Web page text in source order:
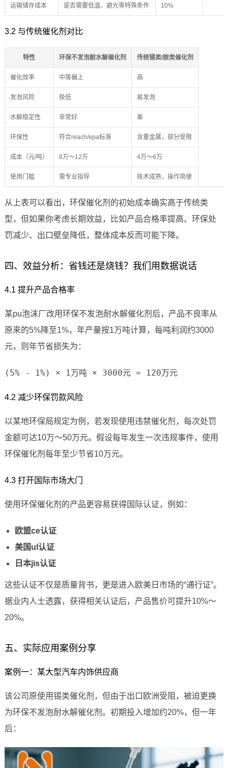
运输储存成本 是否需要低温、避光等特殊条件 10%
3.2 与传统催化剂对比
特性 环保不发泡耐水解催化剂 传统锡类/胺类催化剂
催化效率 中等偏上 高
发泡风险 极低 易发泡
水解稳定性 非常好 差
环保性 符合reach/epa标准 含重金属，部分受限
成本（元/吨） 8万～12万 4万～6万
使用门槛 需专业指导 技术成熟，操作简便
从上表可以看出，环保催化剂的初始成本确实高于传统类
型，但如果你考虑长期效益，比如产品合格率提高、环保处
罚减少、出口壁垒降低，整体成本反而可能下降。
四、效益分析：省钱还是烧钱？我们用数据说话
4.1 提升产品合格率
某pu泡沫厂改用环保不发泡耐水解催化剂后，产品不良率从
原来的5%降至1%，年产量按1万吨计算，每吨利润约3000
元，则年节省损失为：
(5% - 1%) × 1万吨 × 3000元 = 120万元
4.2 减少环保罚款风险
以某地环保局规定为例，若发现使用违禁催化剂，每次处罚
金额可达10万～50万元。假设每年发生一次违规事件，使用
环保催化剂每年至少节省10万元。
4.3 打开国际市场大门
使用环保催化剂的产品更容易获得国际认证，例如：
欧盟ce认证
美国ul认证
日本jis认证
这些认证不仅是质量背书，更是进入欧美日市场的“通行证”。
据业内人士透露，获得相关认证后，产品售价可提升10%～
20%。
五、实际应用案例分享
案例一：某大型汽车内饰供应商
该公司原使用锡类催化剂，但由于出口欧洲受阻，被迫更换
为环保不发泡耐水解催化剂。初期投入增加约20%，但一年
后：